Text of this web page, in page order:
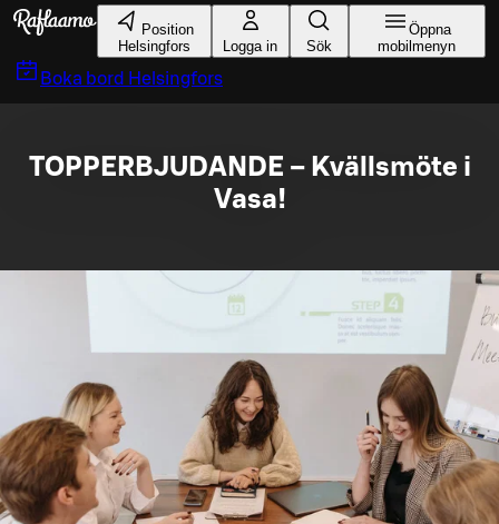
Gå till huvudinnehållet
Position
Helsingfors
Logga in Sök
Öppna
mobilmenyn
Boka bord Helsingfors
TOPPERBJUDANDE – Kvällsmöte i
Vasa!